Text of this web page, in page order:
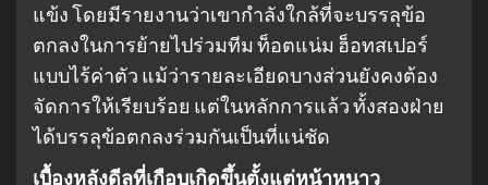
แข้ง โดยมีรายงานว่าเขากำลังใกล้ที่จะบรรลุข้อ
ตกลงในการย้ายไปร่วมทีม ท็อตแน่ม ฮ็อทสเปอร์
แบบไร้ค่าตัว แม้ว่ารายละเอียดบางส่วนยังคงต้อง
จัดการให้เรียบร้อย แต่ในหลักการแล้ว ทั้งสองฝ่าย
ได้บรรลุข้อตกลงร่วมกันเป็นที่แน่ชัด
เบื้องหลังดีลที่เกือบเกิดขึ้นตั้งแต่หน้าหนาว